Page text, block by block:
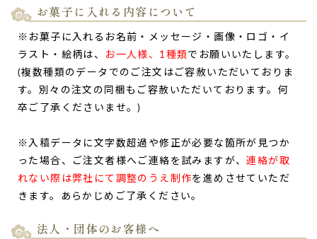
お菓子に入れる内容について
※お菓子に入れるお名前・メッセージ・画像・ロゴ・イ
ラスト・絵柄は、
お一人様、1種類 でお願いいたします。
(複数種類のデータでのご注文はご容赦いただいておりま
す。別々の注文の同梱もご容赦いただいております。何
卒ご了承くださいませ。)
※入稿データに文字数超過や修正が必要な箇所が見つか
った場合、ご注文者様へご連絡を試みますが、連絡が取
れない際は弊社にて調整のうえ制作を進めさせていただ
きます。あらかじめご了承ください。
法人・団体のお客様へ